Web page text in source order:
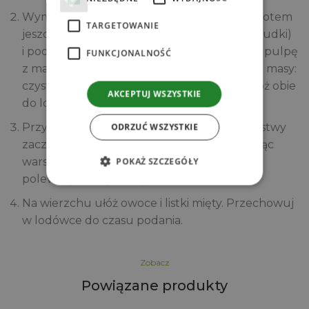
Wymieszaj dokładnie, odstaw na 10 minut, potem
jeszcze raz wymieszaj (żeby nie zrobiły się grudki)
i podziel bazę na pół. Do jednej części dodaj pulpę
z marakui i porządnie wymieszaj. Mając dwie masy:
czystą kokosową i tropikalną z marakują włóż obie
do lodówki na ok 30 minut.
Przygotuj słoiczki i wyłóż poszczególne warstwy
zaczynając od warstwy kokosowej, dokładając
warstwę kokosową z marakuja i na wierzch
polewając samą pulpę z marakui.
Na wierzchu ułóż owoce i listki mięty. Przechowuj
w lodówce do czasu podania.
Zobacz
Powiązane produkty
TARGETOWANIE
FUNKCJONALNOŚĆ
AKCEPTUJ WSZYSTKIE
ODRZUĆ WSZYSTKIE
POKAŻ SZCZEGÓŁY